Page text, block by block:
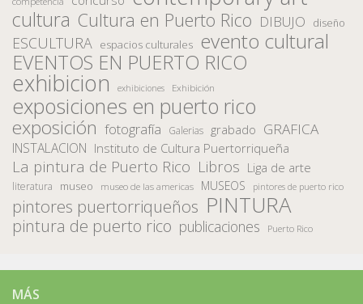
cultura Cultura en Puerto Rico DIBUJO diseño
ESCULTURA espacios culturales evento cultural
EVENTOS EN PUERTO RICO
exhibicion exhibiciones Exhibición
exposiciones en puerto rico
exposición fotografía Galerias grabado GRAFICA
INSTALACION Instituto de Cultura Puertorriqueña
La pintura de Puerto Rico Libros Liga de arte
literatura museo museo de las americas MUSEOS pintores de puerto rico
pintores puertorriqueños PINTURA
pintura de puerto rico publicaciones Puerto Rico
MÁS